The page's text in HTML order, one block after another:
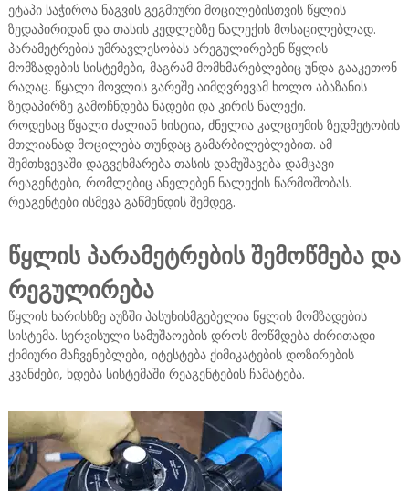
ეტაპი საჭიროა ნაგვის გეგმიური მოცილებისთვის წყლის
ზედაპირიდან და თასის კედლებზე ნალექის მოსაცილებლად.
პარამეტრების უმრავლესობას არეგულირებენ წყლის
მომზადების სისტემები, მაგრამ მომხმარებლებიც უნდა გააკეთონ
რაღაც. წყალი მოვლის გარეშე აიმღვრევამ ხოლო აბაზანის
ზედაპირზე გამოჩნდება ნადები და კირის ნალექი.
როდესაც წყალი ძალიან ხისტია, ძნელია კალციუმის ზედმეტობის
მთლიანად მოცილება თუნდაც გამარბილებლებით. ამ
შემთხვევაში დაგვეხმარება თასის დამუშავება დამცავი
რეაგენტები, რომლებიც ანელებენ ნალექის წარმოშობას.
რეაგენტები ისმევა გაწმენდის შემდეგ.
წყლის პარამეტრების შემოწმება და
რეგულირება
წყლის ხარისხზე აუზში პასუხისმგებელია წყლის მომზადების
სისტემა. სერვისული სამუშაოების დროს მოწმდება ძირითადი
ქიმიური მაჩვენებლები, იტესტება ქიმიკატების დოზირების
კვანძები, ხდება სისტემაში რეაგენტების ჩამატება.